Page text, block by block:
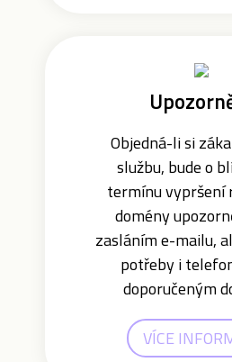
Objedná-li si
službu, bude o
termínu vypršení
domény
zasláním e-mailu,
potřeby i
doporučeným
VÍCE